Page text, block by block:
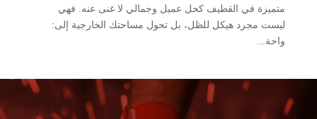
متميزة في القطيف كحل عميل وجمالي لا غنى عنه. فهي
ليست مجرد هيكل للظل، بل تحول مساحتك الخارجية إلى:
واحة...